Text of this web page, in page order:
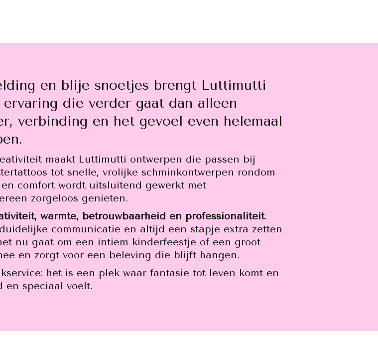
en blije snoetjes brengt Luttimutti
die verder gaat dan alleen
verbinding en het gevoel even helemaal
maakt Luttimutti ontwerpen die passen bij
tot snelle, vrolijke schminkontwerpen rondom
comfort wordt uitsluitend gewerkt met
zorgeloos genieten.
warmte, betrouwbaarheid en professionaliteit.
communicatie en altijd een stapje extra zetten
nu gaat om een intiem kinderfeestje of een groot
en zorgt voor een beleving die blijft hangen.
het is een plek waar fantasie tot leven komt en
en speciaal voelt.